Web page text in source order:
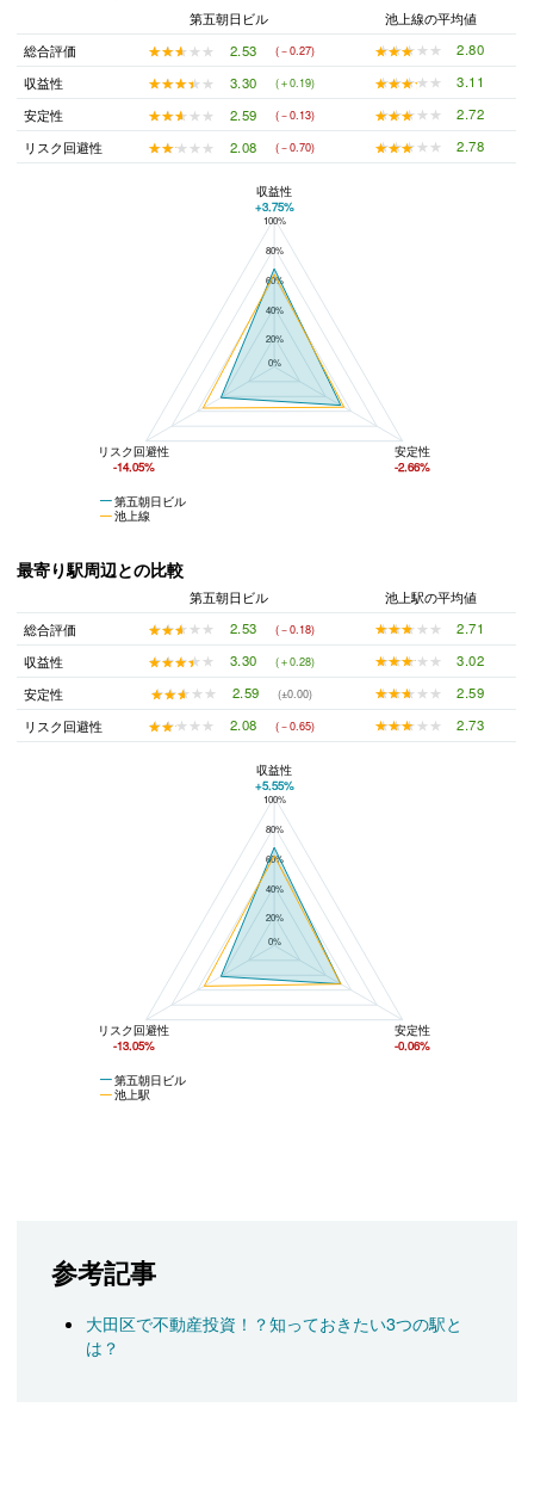
第五朝日ビル
池上線の平均値
総合評価
★★★★★
★★★★★ 2.53 (－0.27) ★★★★★
★★★★★
2.80
収益性
★★★★★
★★★★★ 3.30 (＋0.19) ★★★★★
★★★★★
3.11
安定性
★★★★★
★★★★★ 2.59 (－0.13) ★★★★★
★★★★★
2.72
リスク回避性
★★★★★
★★★★★ 2.08 (－0.70) ★★★★★
★★★★★ 2.78
第五朝日ビルと池上線の平均値の総合評価の比較
100%
80%
60%
40%
20%
0%
第五朝日ビル
池上線
収益性
+3.75%
リスク回避性
-14.05%
安定性
-2.66%
最寄り駅周辺との比較
第五朝日ビル
池上駅の平均値
総合評価
★★★★★
★★★★★ 2.53 (－0.18) ★★★★★
★★★★★
2.71
収益性
★★★★★
★★★★★ 3.30 (＋0.28) ★★★★★
★★★★★
3.02
安定性
★★★★★
★★★★★ 2.59 (±0.00) ★★★★★
★★★★★
2.59
リスク回避性
★★★★★
★★★★★ 2.08 (－0.65) ★★★★★
★★★★★ 2.73
第五朝日ビルと池上駅の平均値の総合評価の比較
100%
80%
60%
40%
20%
0%
第五朝日ビル
池上駅
収益性
+5.55%
リスク回避性
-13.05%
安定性
-0.06%
参考記事
大田区で不動産投資！？知っておきたい3つの駅と
は？